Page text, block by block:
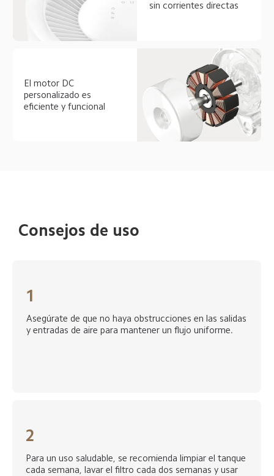
sin corrientes directas
El motor DC
personalizado es
eficiente y funcional
Consejos de uso
1
Asegúrate de que no haya obstrucciones en las salidas
y entradas de aire para mantener un flujo uniforme.
2
Para un uso saludable, se recomienda limpiar el tanque
cada semana, lavar el filtro cada dos semanas y usar